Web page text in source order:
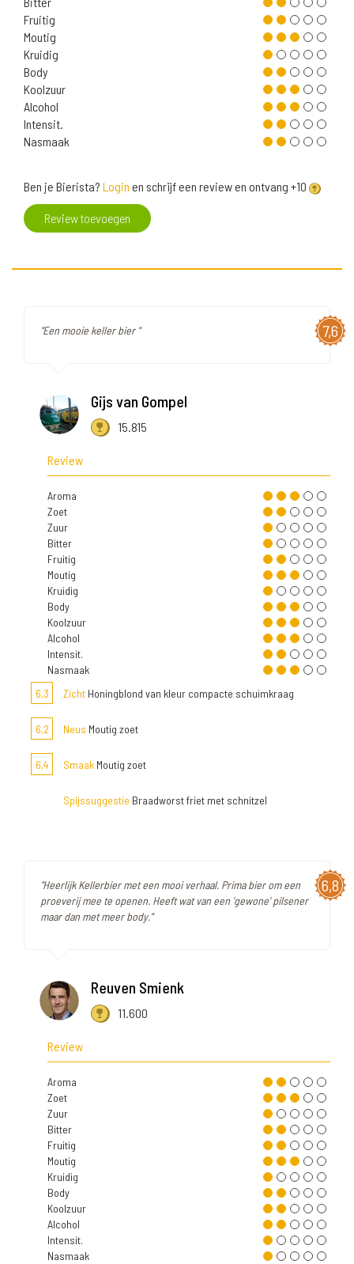
Fruitig
Moutig
Kruidig
Body
Koolzuur
Alcohol
Intensit.
Nasmaak
Ben je Bierista? Login en schrijf een review en ontvang +10
Review toevoegen
7,6
"Een mooie keller bier "
Gijs van Gompel
15.815
Review
Aroma
Zoet
Zuur
Bitter
Fruitig
Moutig
Kruidig
Body
Koolzuur
Alcohol
Intensit.
Nasmaak
6,3
Zicht Honingblond van kleur compacte schuimkraag
6,2 Neus Moutig zoet
6,4 Smaak Moutig zoet
Spijssuggestie Braadworst friet met schnitzel
6,8
"Heerlijk Kellerbier met een mooi verhaal. Prima bier om een
proeverij mee te openen. Heeft wat van een 'gewone' pilsener
maar dan met meer body."
Reuven Smienk
11.600
Review
Aroma
Zoet
Zuur
Bitter
Fruitig
Moutig
Kruidig
Body
Koolzuur
Alcohol
Intensit.
Nasmaak